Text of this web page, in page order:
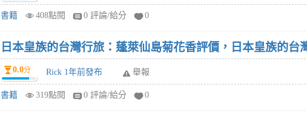
書籍 408點閱 0 評論/給分 0
日本皇族的台灣行旅：蓬萊仙島菊花香評價，日本皇族的台
0.0分 Rick 1年前發布 舉報
書籍 319點閱 0 評論/給分 0